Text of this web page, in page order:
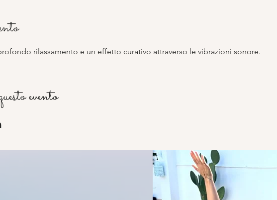
rilassamento e un effetto curativo attraverso le vibrazioni sonore.
evento